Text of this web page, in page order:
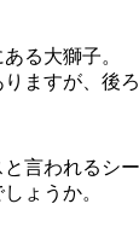
る大獅子。
ますが、後
言われるシー
ょうか。